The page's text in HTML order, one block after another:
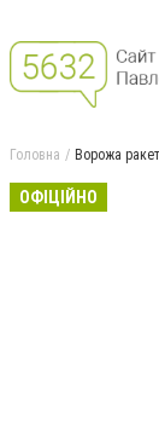
Головна Ворожа
ОФІЦІЙНО